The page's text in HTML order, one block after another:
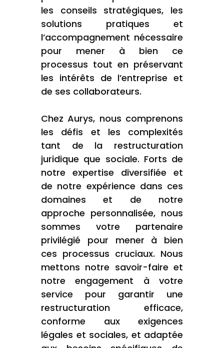
les conseils stratégiques, les
solutions pratiques et
l’accompagnement nécessaire
pour mener à bien ce
processus tout en préservant
les intérêts de l’entreprise et
de ses collaborateurs.
Chez Aurys, nous comprenons
les défis et les complexités
tant de la restructuration
juridique que sociale. Forts de
notre expertise diversifiée et
de notre expérience dans ces
domaines et de notre
approche personnalisée, nous
sommes votre partenaire
privilégié pour mener à bien
ces processus cruciaux. Nous
mettons notre savoir-faire et
notre engagement à votre
service pour garantir une
restructuration efficace,
conforme aux exigences
légales et sociales, et adaptée